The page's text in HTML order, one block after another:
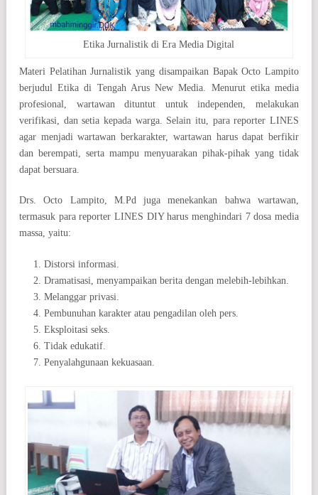
Etika Jurnalistik di Era Media Digital
Materi Pelatihan Jurnalistik yang disampaikan Bapak Octo Lampito
berjudul Etika di Tengah Arus New Media. Menurut etika media
profesional, wartawan dituntut untuk independen, melakukan
verifikasi, dan setia kepada warga. Selain itu, para reporter LINES
agar menjadi wartawan berkarakter, wartawan harus dapat berfikir
dan berempati, serta mampu menyuarakan pihak-pihak yang tidak
dapat bersuara.
Drs. Octo Lampito, M.Pd juga menekankan bahwa wartawan,
termasuk para reporter LINES DIY harus menghindari 7 dosa media
massa, yaitu:
Distorsi informasi.
Dramatisasi, menyampaikan berita dengan melebih-lebihkan.
Melanggar privasi.
Pembunuhan karakter atau pengadilan oleh pers.
Eksploitasi seks.
Tidak edukatif.
Penyalahgunaan kekuasaan.